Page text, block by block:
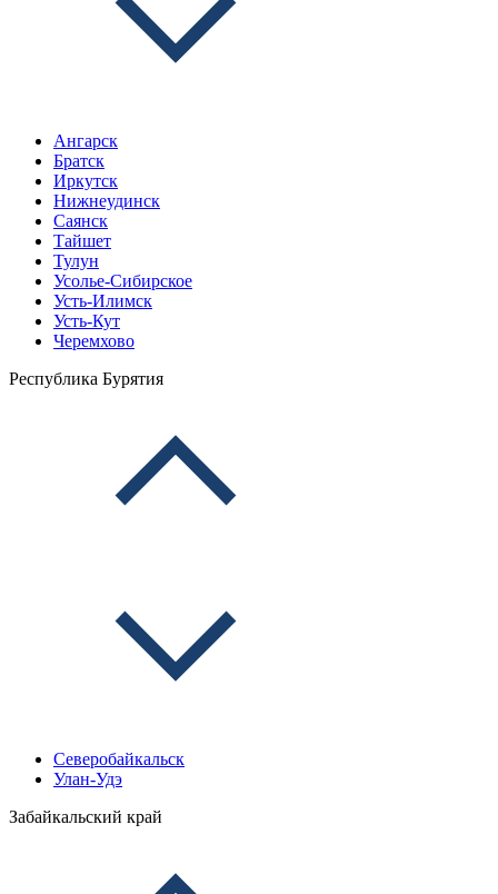
Ангарск
Братск
Иркутск
Нижнеудинск
Саянск
Тайшет
Тулун
Усолье-Сибирское
Усть-Илимск
Усть-Кут
Черемхово
Республика Бурятия
Северобайкальск
Улан-Удэ
Забайкальский край